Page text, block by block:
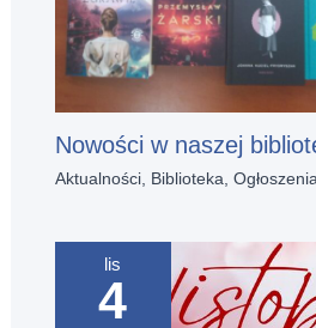
Nowości w naszej
Aktualności, Biblioteka,
lis
4